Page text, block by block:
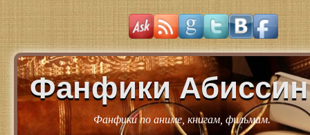
Фанфики Абиссин
Фанфики по аниме, книгам, фильмам.